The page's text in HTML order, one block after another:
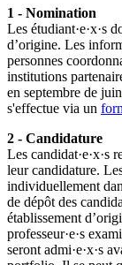
1 - Nomination
Les étudiant·e·x·s
d’origine. Les
personnes
institutions
en septembre de
s'effectue via un
2 - Candidature
Les candidat·e·x·s
leur candidature.
individuellement
de dépôt des
établissement
professeur·e·s
seront admi·e·x·s